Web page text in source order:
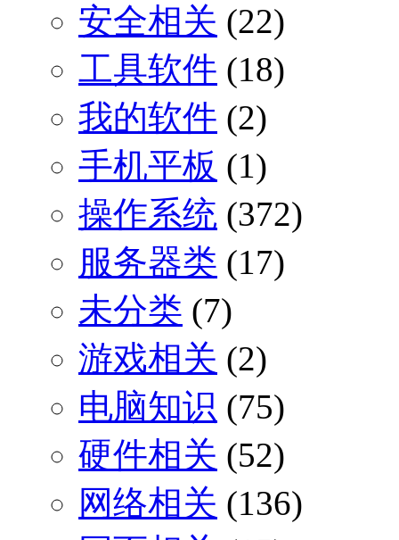
安全相关 (22)
工具软件 (18)
我的软件 (2)
手机平板 (1)
操作系统 (372)
服务器类 (17)
未分类 (7)
游戏相关 (2)
电脑知识 (75)
硬件相关 (52)
网络相关 (136)